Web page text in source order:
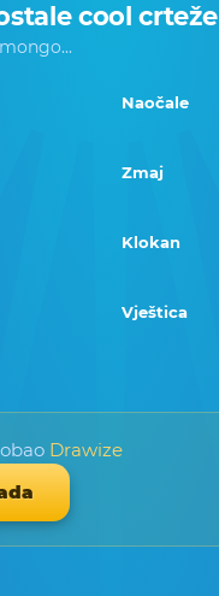
cool crteže
Naočale
Zmaj
Klokan
Vještica
Drawize